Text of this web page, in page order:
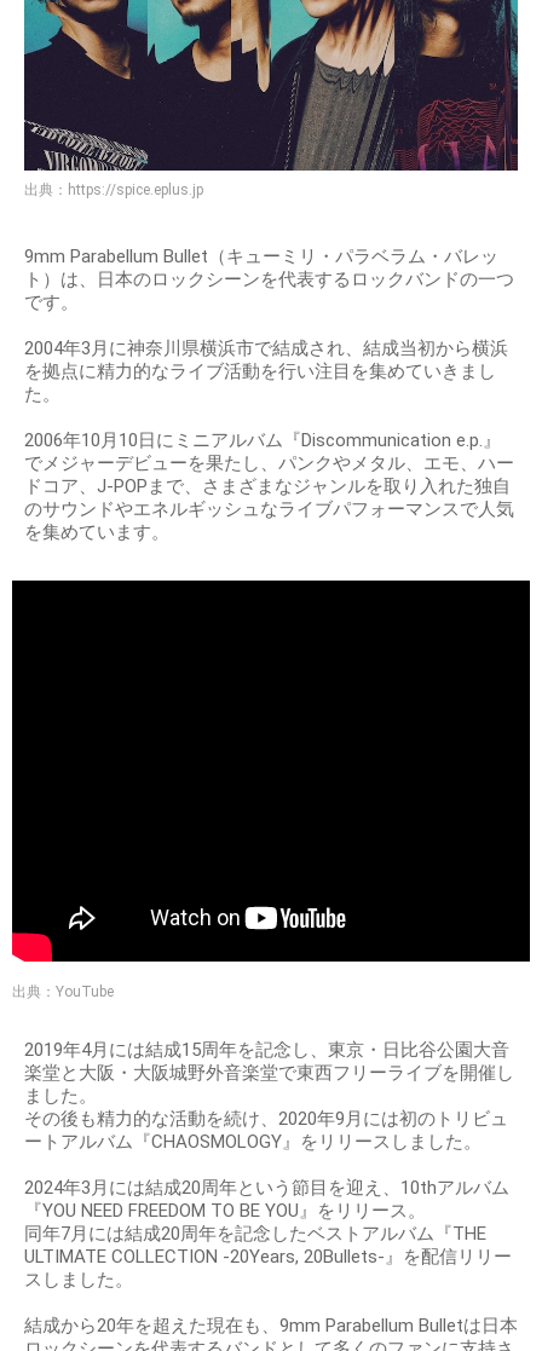
出典： https://spice.eplus.jp
9mm Parabellum Bullet（キューミリ・パラベラム・バレッ
ト）は、日本のロックシーンを代表するロックバンドの一つ
です。
2004年3月に神奈川県横浜市で結成され、結成当初から横浜
を拠点に精力的なライブ活動を行い注目を集めていきまし
た。
2006年10月10日にミニアルバム『Discommunication e.p.』
でメジャーデビューを果たし、パンクやメタル、エモ、ハー
ドコア、J-POPまで、さまざまなジャンルを取り入れた独自
のサウンドやエネルギッシュなライブパフォーマンスで人気
を集めています。
出典：YouTube
2019年4月には結成15周年を記念し、東京・日比谷公園大音
楽堂と大阪・大阪城野外音楽堂で東西フリーライブを開催し
ました。
その後も精力的な活動を続け、2020年9月には初のトリビュ
ートアルバム『CHAOSMOLOGY』をリリースしました。
2024年3月には結成20周年という節目を迎え、10thアルバム
『YOU NEED FREEDOM TO BE YOU』をリリース。
同年7月には結成20周年を記念したベストアルバム『THE
ULTIMATE COLLECTION -20Years, 20Bullets-』を配信リリー
スしました。
結成から20年を超えた現在も、9mm Parabellum Bulletは日本